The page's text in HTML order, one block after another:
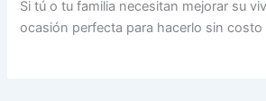
Si tú o tu familia necesitan mejorar su
ocasión perfecta para hacerlo sin costo